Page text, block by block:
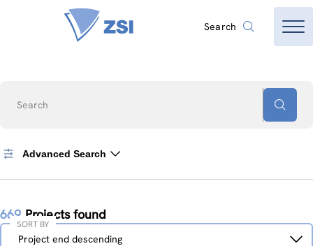
Search
Search
Advanced Search
669 Projects found
Sort
Project end descending
SORT BY